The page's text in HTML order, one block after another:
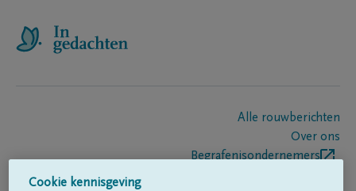
Alle rouwberichten
Over ons
Begrafenisondernemers
Cookie kennisgeving